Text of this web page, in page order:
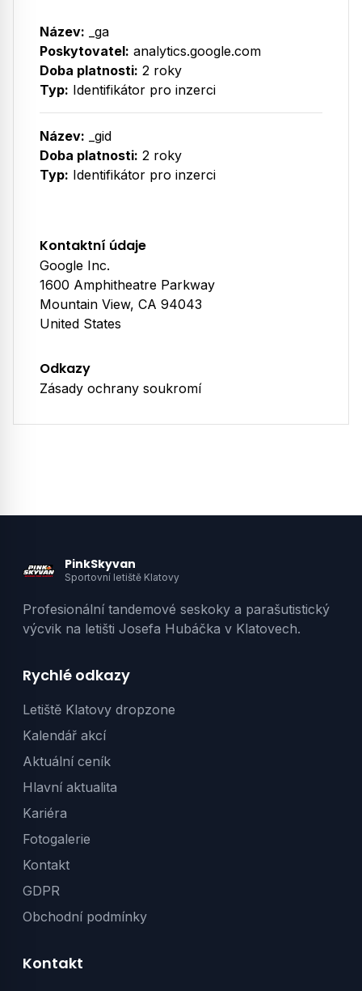
Název: _ga
Poskytovatel: analytics.google.com
Doba platnosti: 2 roky
Typ: Identifikátor pro inzerci
Název: _gid
Doba platnosti: 2 roky
Typ: Identifikátor pro inzerci
Kontaktní údaje
Google Inc.
1600 Amphitheatre Parkway
Mountain View, CA 94043
United States
Odkazy
Zásady ochrany soukromí
PinkSkyvan
Sportovní letiště Klatovy
Profesionální tandemové seskoky a parašutistický
výcvik na letišti Josefa Hubáčka v Klatovech.
Rychlé odkazy
Letiště Klatovy dropzone
Kalendář akcí
Aktuální ceník
Hlavní aktualita
Kariéra
Fotogalerie
Kontakt
GDPR
Obchodní podmínky
Kontakt